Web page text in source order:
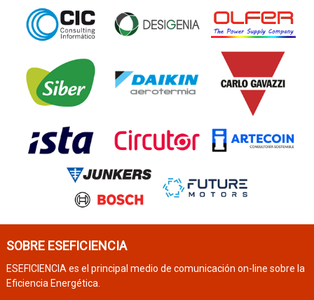
SOBRE ESEFICIENCIA
ESEFICIENCIA es el principal medio de comunicación on-line sobre la
Eficiencia Energética.